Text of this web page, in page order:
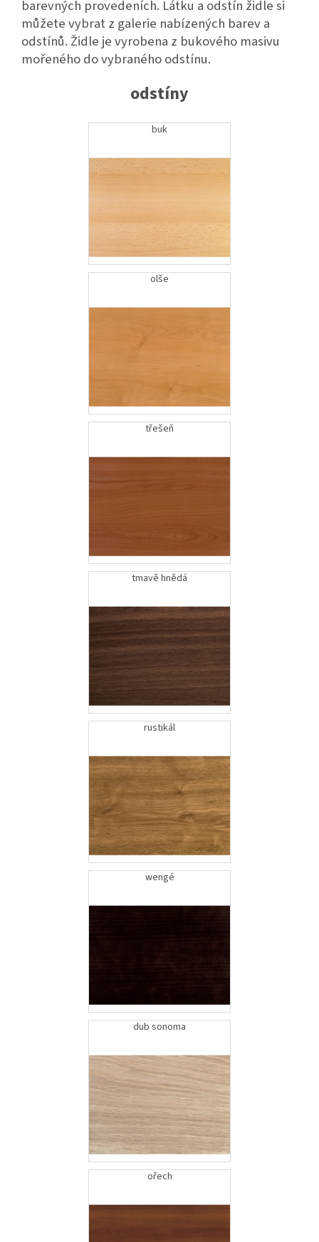
barevných provedeních. Látku a odstín židle si
můžete vybrat z galerie nabízených barev a
odstínů. Židle je vyrobena z bukového masivu
mořeného do vybraného odstínu.
odstíny
buk
olše
třešeň
tmavě hnědá
dd
rustikál
wengé
dub sonoma
ořech